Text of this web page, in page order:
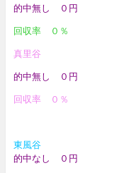
的中無し ０円
回収率 ０％
真里谷
的中無し ０円
回収率 ０％
東風谷
的中なし ０円